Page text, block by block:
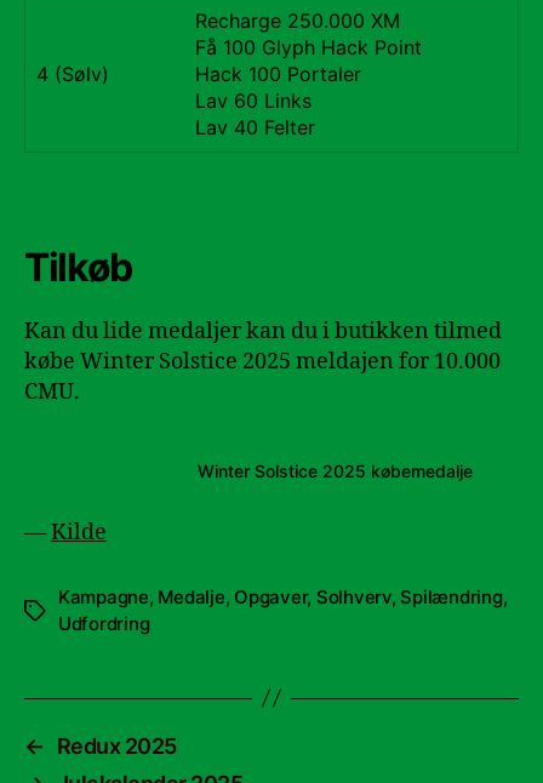
4 (Sølv)
Recharge 250.000 XM
Få 100 Glyph Hack Point
Hack 100 Portaler
Lav 60 Links
Lav 40 Felter
Tilkøb
Kan du lide medaljer kan du i butikken tilmed
købe Winter Solstice 2025 meldajen for 10.000
CMU.
Winter Solstice 2025 købemedalje
—Kilde
Tags
Kampagne, Medalje, Opgaver, Solhverv, Spilændring,
Udfordring
←
Redux 2025